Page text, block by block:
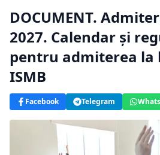
DOCUMENT.
2027. Calendar și
pentru admiterea
ISMB
Facebook Telegram